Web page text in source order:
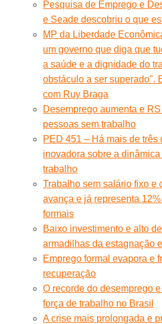
Pesquisa de Emprego e
e Seade descobriu o que
MP da Liberdade
um governo que diga que
a saúde e a dignidade do
obstáculo a ser superado".
com Ruy Braga
Desemprego aumenta e
pessoas sem trabalho
PED 451 – Há mais de três
inovadora sobre a
trabalho
Trabalho sem salário fixo e
avança e já representa
formais
Baixo investimento e alto
armadilhas da estagnação
Emprego formal evapora e
recuperação
O recorde do desemprego
força de trabalho no Brasil
A crise mais prolongada e